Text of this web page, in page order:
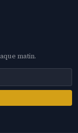
matin.